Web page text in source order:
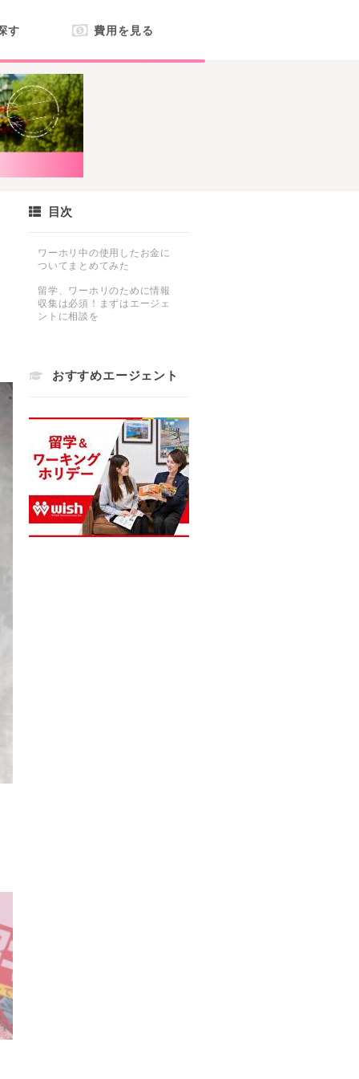
す 費用を見る
目次
ワーホリ中の使用したお金に
ついてまとめてみた
留学、ワーホリのために情報
収集は必須！まずはエージェ
ントに相談を
おすすめエージェント